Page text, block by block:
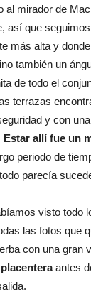
al mirador de
así que
más alta y
también un
de todo el
terrazas
y con
Estar allí fue un
periodo de
parecía
visto todo
las fotos que
con una gran
antes